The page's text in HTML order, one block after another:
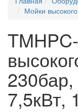
Мойки
7,5кВт,